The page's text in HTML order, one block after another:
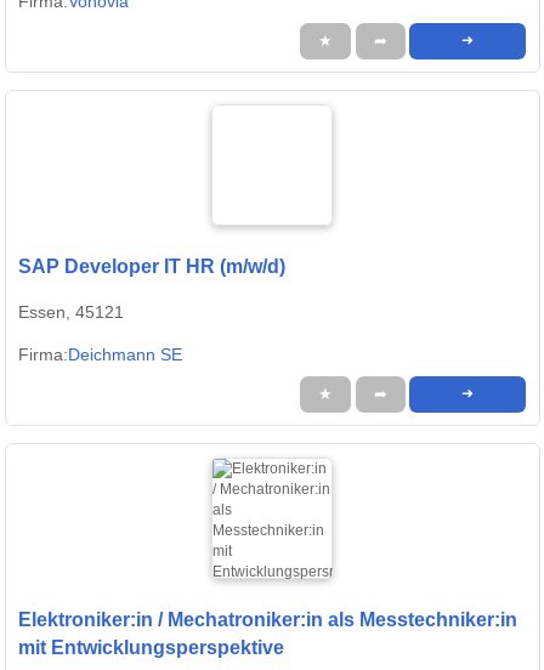
★ ➦ ➜
SAP Developer IT HR (m/w/d)
Essen, 45121
Firma:Deichmann SE
★ ➦ ➜
Elektroniker:in / Mechatroniker:in als Messtechniker:in
mit Entwicklungsperspektive